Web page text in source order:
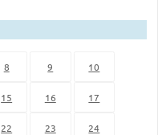
8 9 10
15 16 17
22 23 24